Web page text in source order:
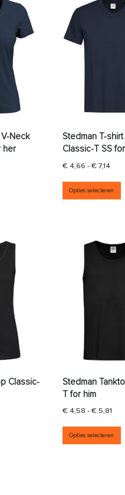
Deze optie kan gekozen
Neck
her
€ 4,66 tot € 5,67
product heeft meerdere
Stedman T-
Classic-T SS
€4,66 -€7,14
Opties selecteren
Deze optie kan gekozen
Classic-
€ 4,58 tot € 5,81
product heeft meerdere
Stedman
T for him
€4,58 -€5,81
Opties selecteren